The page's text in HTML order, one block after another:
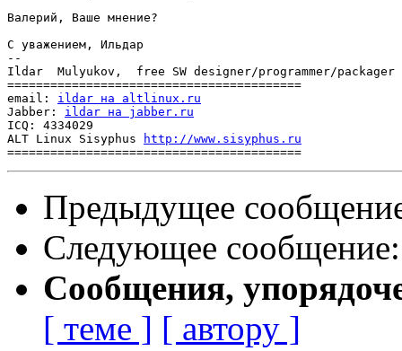
Валерий, Ваше мнение?
С уважением, Ильдар
--
Ildar  Mulyukov,  free SW designer/programmer/packager
=========================================
email: ildar на altlinux.ru
Jabber: ildar на jabber.ru
ICQ: 4334029
ALT Linux Sisyphus
http://www.sisyphus.ru
Предыдущее
Следующее
Сообщения,
[ теме ] [ автору ]